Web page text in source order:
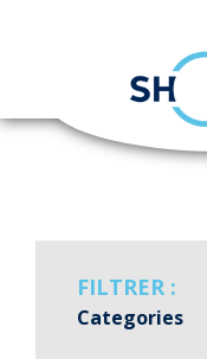
Skip
FILTRER :
Categories